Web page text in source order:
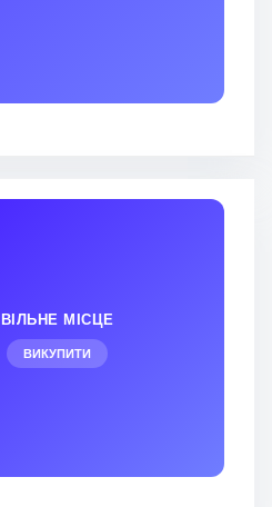
ВІЛЬНЕ МІСЦЕ
ВИКУПИТИ